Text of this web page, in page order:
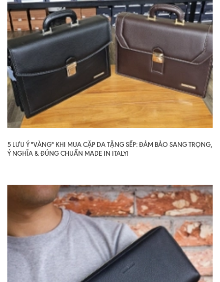
5 LƯU Ý "VÀNG" KHI MUA CẶP DA TẶNG SẾP: ĐẢM BẢO SANG TRỌNG,
Ý NGHĨA & ĐÚNG CHUẨN MADE IN ITALY!